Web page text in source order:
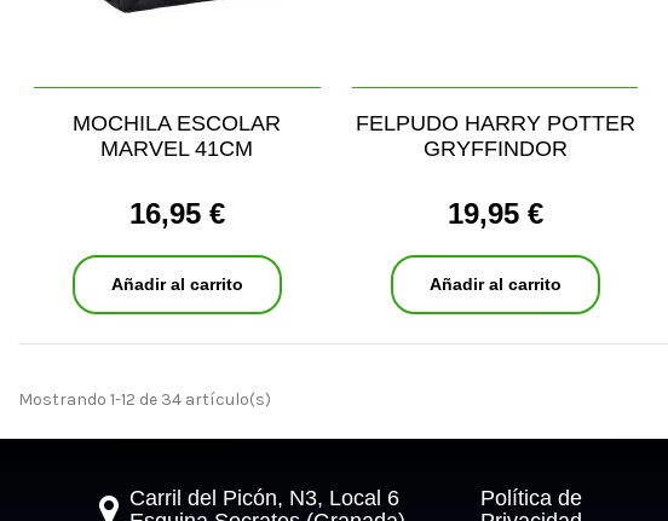
MOCHILA ESCOLAR
MARVEL 41CM
16,95 €
Añadir al carrito
FELPUDO HARRY POTTER
GRYFFINDOR
19,95 €
Añadir al carrito
Mostrando 1-12 de 34 artículo(s)
Carril del Picón, N3, Local 6
Política de